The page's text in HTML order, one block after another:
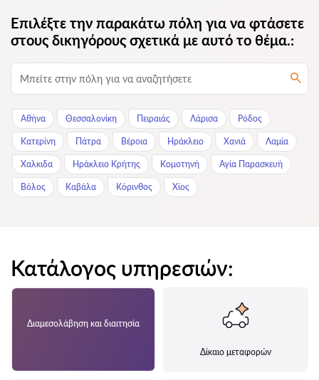
Επιλέξτε την παρακάτω πόλη για να φτάσετε
στους δικηγόρους σχετικά με αυτό το θέμα.:
Αθήνα Θεσσαλονίκη Πειραιάς Λάρισα Ρόδος
Κατερίνη Πάτρα Βέροια Ηράκλειο Χανιά Λαμία
Χαλκιδα Ηράκλειο Κρήτης Κομοτηνή Αγία Παρασκευή
Βόλος Καβάλα Κόρινθος Χίος
Κατάλογος υπηρεσιών:
Διαμεσολάβηση και διαιτησία
Δίκαιο μεταφορών